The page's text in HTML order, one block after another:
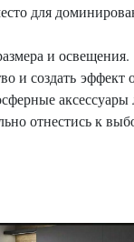
для
и освещения.
и создать
отнестись к